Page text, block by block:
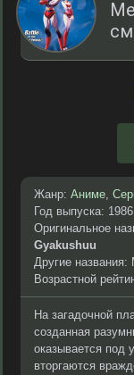
Жанр: Аниме,
Год выпуска: 1986
Оригинальное
Gyakushuu
Другие названия:
Возрастной
На загадочной
созданная
оказывается под
вторгаются